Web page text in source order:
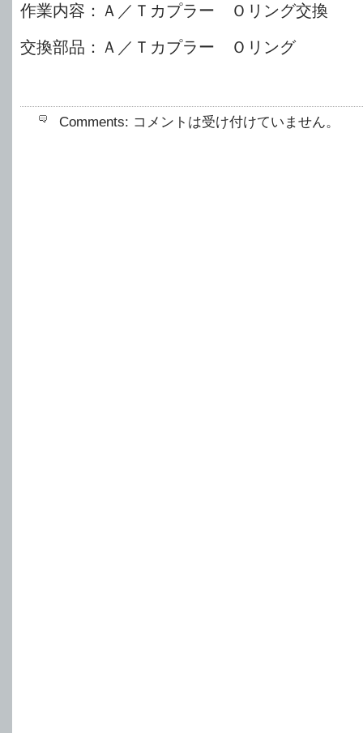
作業内容：Ａ／Ｔカプラー Ｏリング交換
交換部品：Ａ／Ｔカプラー Ｏリング
Comments: コメントは受け付けていません。